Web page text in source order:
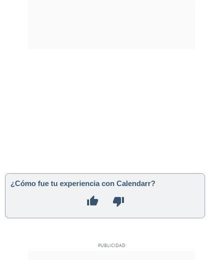
¿Cómo fue tu experiencia con Calendarr?